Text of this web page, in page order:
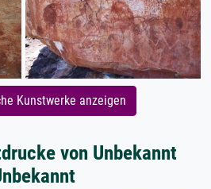
Kunstwerke anzeigen
von Unbekannt